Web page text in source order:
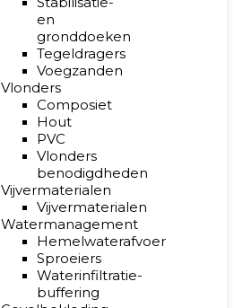
en
gronddoeken
Tegeldragers
Voegzanden
Vlonders
Composiet
Hout
PVC
Vlonders
benodigdheden
Vijvermaterialen
Vijvermaterialen
Watermanagement
Hemelwaterafvoer
Sproeiers
Waterinfiltratie-
buffering